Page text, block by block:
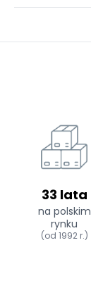
33 lata
na polskim
rynku
(od 1992 r.)